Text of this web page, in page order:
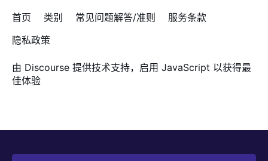
首页 类别 常见问题解答/准则
服务条款
隐私政策
由 Discourse 提供技术支持，启用 JavaScript 以获得最
佳体验